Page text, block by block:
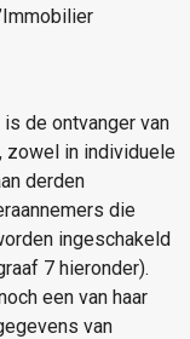
de ontvanger van
zowel in individuele
derden
die
ingeschakeld
7 hieronder).
een van haar
van